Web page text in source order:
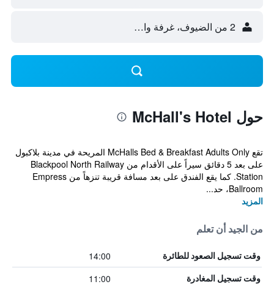
2 من الضيوف، غرفة واحدة
حول McHall's Hotel
تقع McHalls Bed & Breakfast Adults Only المريحة في مدينة بلاكبول
على بعد 5 دقائق سيراً على الأقدام من Blackpool North Railway
Station. كما يقع الفندق على بعد مسافة قريبة تنزهاً من Empress
Ballroom، حد...
المزيد
من الجيد أن تعلم
وقت تسجيل الصعود للطائرة 14:00
وقت تسجيل المغادرة 11:00